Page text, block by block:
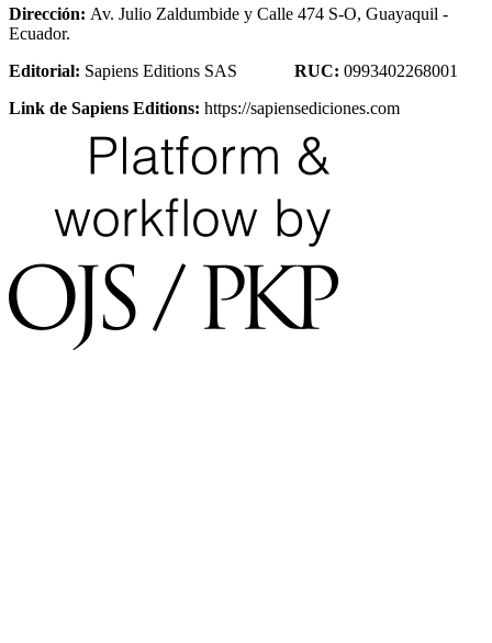
Dirección: Av. Julio Zaldumbide y Calle 474 S-O, Guayaquil -
Ecuador.
Editorial: Sapiens Editions SAS RUC: 0993402268001
Link de Sapiens Editions: https://sapiensediciones.com